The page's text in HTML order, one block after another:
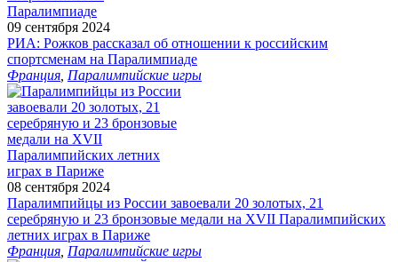
09 сентября 2024
РИА: Рожков рассказал об отношении к российским
спортсменам на Паралимпиаде
Франция Паралимпийские игры
08 сентября 2024
Паралимпийцы из России завоевали 20 золотых, 21
серебряную и 23 бронзовые медали на XVII Паралимпийских
летних играх в Париже
Франция Паралимпийские игры